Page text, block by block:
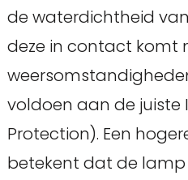
de waterdichtheid
deze in contact komt
voldoen aan de juiste
Protection). Een
betekent dat de